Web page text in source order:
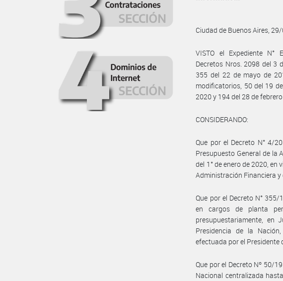
Ciudad de Buenos Aires,
VISTO el Expediente N°
Decretos Nros. 2098 del 3
355 del 22 de mayo de
modificatorios, 50 del 19
2020 y 194 del 28 de
CONSIDERANDO:
Que por el Decreto N° 4/
Presupuesto General de la
del 1° de enero de 2020, en
Administración Financiera y
Que por el Decreto N°
en cargos de planta
presupuestariamente, en
Presidencia de la
efectuada por el Presidente
Que por el Decreto Nº 50/
Nacional centralizada